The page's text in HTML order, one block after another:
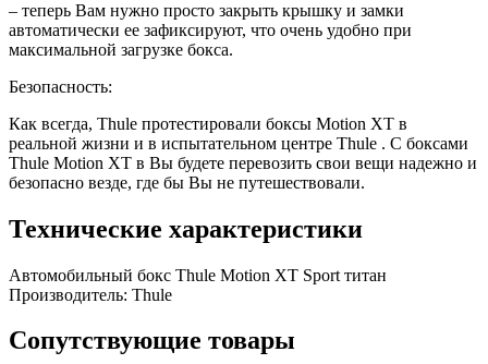
– теперь Вам нужно просто закрыть крышку и замки
автоматически ее зафиксируют, что очень удобно при
максимальной загрузке бокса.
Безопасность:
Как всегда, Thule протестировали боксы Motion XT в
реальной жизни и в испытательном центре Thule . С боксами
Thule Motion XT в Вы будете перевозить свои вещи надежно и
безопасно везде, где бы Вы не путешествовали.
Технические характеристики
Автомобильный бокс Thule Motion XT Sport титан
Производитель: Thule
Сопутствующие товары